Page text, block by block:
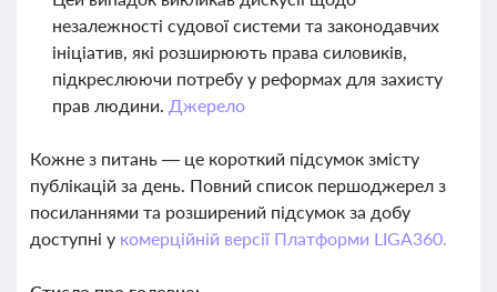
незалежності судової системи та законодавчих
ініціатив, які розширюють права силовиків,
підкреслюючи потребу у реформах для захисту
прав людини. Джерело
Кожне з питань — це короткий підсумок змісту
публікацій за день. Повний список першоджерел з
посиланнями та розширений підсумок за добу
доступні у комерційній версії Платформи LIGA360.